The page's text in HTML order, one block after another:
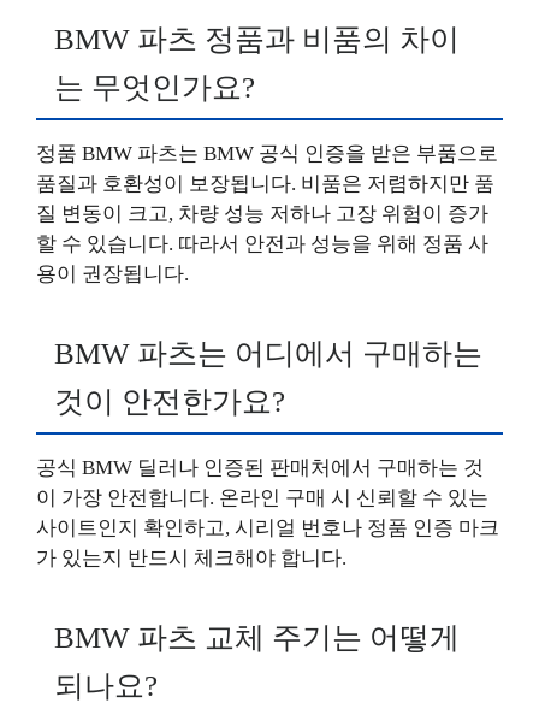
BMW 파츠 정품과 비품의 차이
는 무엇인가요?
정품 BMW 파츠는 BMW 공식 인증을 받은 부품으로
품질과 호환성이 보장됩니다. 비품은 저렴하지만 품
질 변동이 크고, 차량 성능 저하나 고장 위험이 증가
할 수 있습니다. 따라서 안전과 성능을 위해 정품 사
용이 권장됩니다.
BMW 파츠는 어디에서 구매하는
것이 안전한가요?
공식 BMW 딜러나 인증된 판매처에서 구매하는 것
이 가장 안전합니다. 온라인 구매 시 신뢰할 수 있는
사이트인지 확인하고, 시리얼 번호나 정품 인증 마크
가 있는지 반드시 체크해야 합니다.
BMW 파츠 교체 주기는 어떻게
되나요?